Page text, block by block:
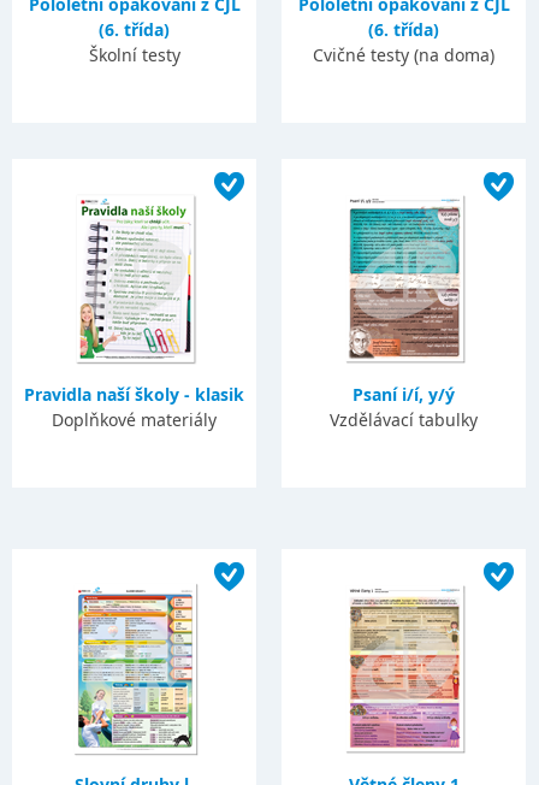
(6. třída)
Školní testy
(6. třída)
Cvičné testy (na doma)
Pravidla naší školy - klasik
Doplňkové materiály
Psaní i/í, y/ý
Vzdělávací tabulky